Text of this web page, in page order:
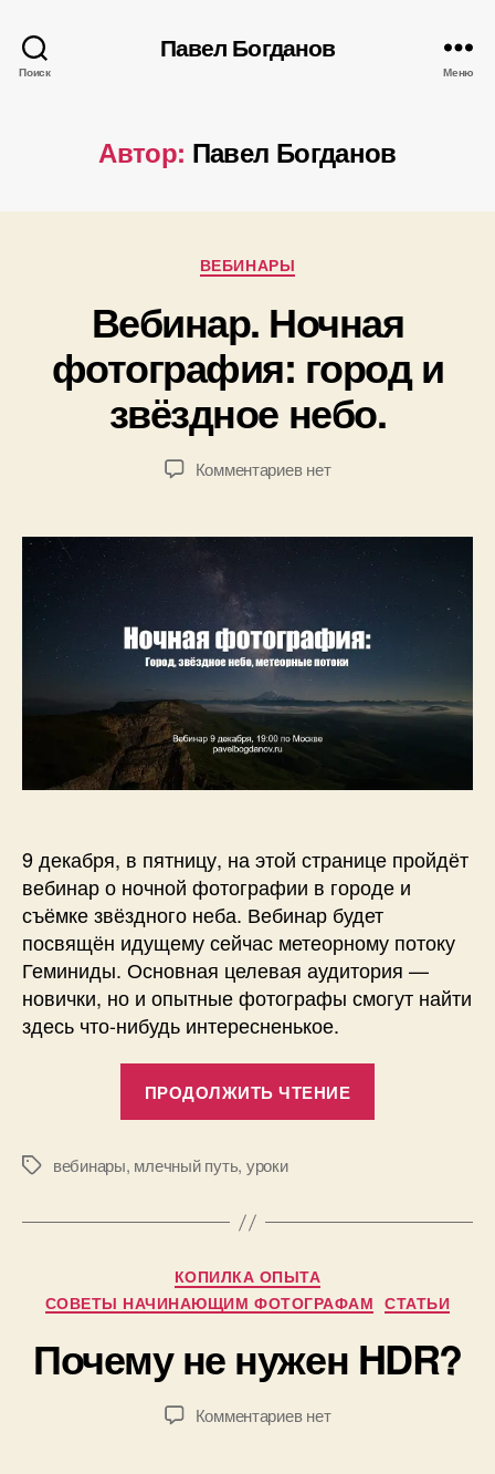
Поиск
Павел Богданов
Меню
Автор: Павел Богданов
Рубрики
ВЕБИНАРЫ
Вебинар. Ночная
фотография: город и
звёздное небо.
записи
в
о
р
:
П
а
в
л
н
о
в
записи
8
1
.
1
6
Комментариевк
Ночная
фотография:
город
звёздное
небо.
нет
9 декабря, в пятницу, на этой странице пройдёт
вебинар о ночной фотографии в городе и
съёмке звёздного неба. Вебинар будет
посвящён идущему сейчас метеорному потоку
Геминиды. Основная целевая аудитория —
новички, но и опытные фотографы смогут найти
здесь что-нибудь интересненькое.
ПРОДОЛЖИТЬ ЧТЕНИЕ
звёздное
Меткивебинары, млечный путь, уроки
Рубрики
КОПИЛКА ОПЫТА
СОВЕТЫ НАЧИНАЮЩИМ ФОТОГРАФАМ СТАТЬИ
Почему не нужен HDR?
записи
р
:
а
в
л
записи
0
4
1
.
Комментариевк
нет